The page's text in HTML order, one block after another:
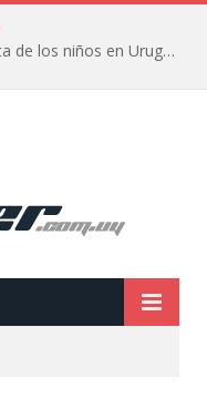
Intensamente de Disney es la favorita de los niños en Uruguay